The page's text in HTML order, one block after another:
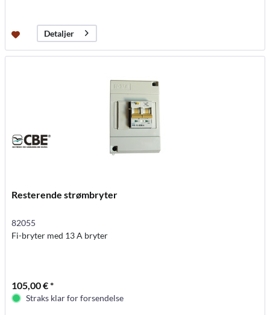
Detaljer
Resterende strømbryter
82055
Fi-bryter med 13 A bryter
105,00 € *
Straks klar for forsendelse